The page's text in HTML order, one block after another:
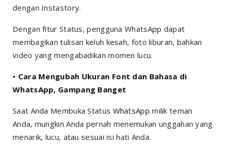
dengan Instastory.
Dengan fitur Status, pengguna WhatsApp dapat
membagikan tulisan keluh kesah, foto liburan, bahkan
video yang mengabadikan momen lucu.
• Cara Mengubah Ukuran Font dan Bahasa di
WhatsApp, Gampang Banget
Saat Anda Membuka Status WhatsApp milik teman
Anda, mungkin Anda pernah menemukan unggahan yang
menarik, lucu, atau sesuai isi hati Anda.